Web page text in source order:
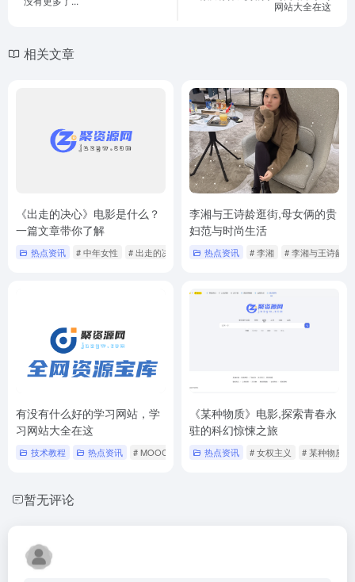
网站大全在这
相关文章
《出走的决心》电影是什么？
一篇文章带你了解
热点资讯 # 中年女性 # 出走的决心 # 勇气与力量
李湘与王诗龄逛街,母女俩的贵
妇范与时尚生活
热点资讯 # 李湘 # 李湘与王诗龄逛
有没有什么好的学习网站，学
习网站大全在这
技术教程 热点资讯 # MOOC # 免费学习资源 # 在线教育平台
《某种物质》电影,探索青春永
驻的科幻惊悚之旅
热点资讯 # 女权主义 # 某种物质
暂无评论